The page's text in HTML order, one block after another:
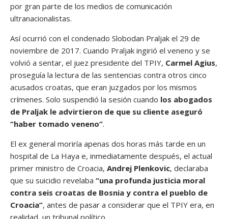
por gran parte de los medios de comunicación
ultranacionalistas.
Así ocurrió con el condenado Slobodan Praljak el 29 de
noviembre de 2017. Cuando Praljak ingirió el veneno y se
volvió a sentar, el juez presidente del TPIY, Carmel Agius,
proseguía la lectura de las sentencias contra otros cinco
acusados croatas, que eran juzgados por los mismos
crímenes. Solo suspendió la sesión cuando los abogados
de Praljak le advirtieron de que su cliente aseguró
“haber tomado veneno”.
El ex general moriría apenas dos horas más tarde en un
hospital de La Haya e, inmediatamente después, el actual
primer ministro de Croacia, Andrej Plenkovic, declaraba
que su suicidio revelaba “una profunda justicia moral
contra seis croatas de Bosnia y contra el pueblo de
Croacia”, antes de pasar a considerar que el TPIY era, en
realidad, un tribunal político.